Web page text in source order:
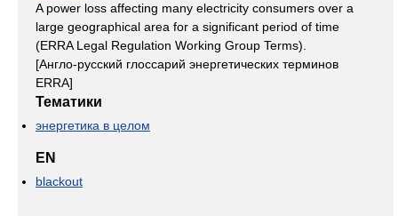
A power loss affecting many electricity consumers over a
large geographical area for a significant period of time
(ERRA Legal Regulation Working Group Terms).
[Англо-русский глосcарий энергетических терминов
ERRA]
Тематики
энергетика в целом
EN
blackout